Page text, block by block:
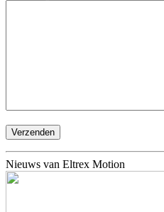
Nieuws van Eltrex Motion